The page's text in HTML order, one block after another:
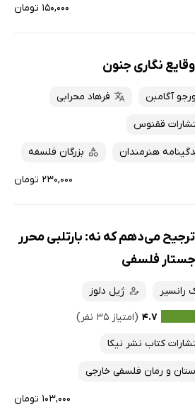
۱۵۰,۰۰۰ تومان
نگاری جنون
آگامبن فرهاد محرابی
ققنوس
هنرمندان بزرگان فلسفه
۲۳۰,۰۰۰ تومان
می‌دهم که نه: بارتلبی محرر
فلسفی
رانسیر
ژیل دلوز
۴.۷ (امتیاز ۳۵ نفر)
کتاب نشر نیکا
و رمان فلسفی خارجی
۱۰۳,۰۰۰ تومان